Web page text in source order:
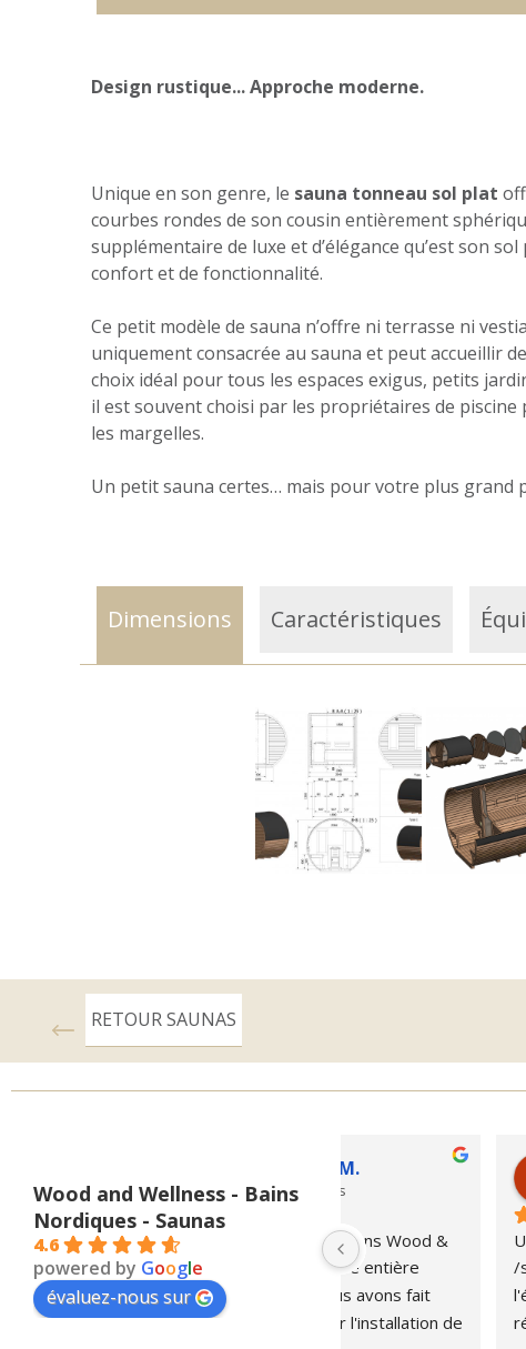
Design rustique... Approche moderne.
Unique en son genre, le sauna tonneau sol plat
courbes rondes de son cousin entièrement
supplémentaire de luxe et d’élégance qu’est son
confort et de fonctionnalité.
Ce petit modèle de sauna n’offre ni terrasse ni
uniquement consacrée au sauna et peut accueillir
choix idéal pour tous les espaces exigus, petits
il est souvent choisi par les propriétaires de
les margelles.
Un petit sauna certes… mais pour votre plus grand
Dimensions Caractéristiques
RETOUR SAUNAS
Wood and Wellness - Bains
Nordiques - Saunas
4.6
powered by Google
évaluez-nous sur
il y a 8 mois
Une réalisation de projet spa
/sauna bien orchestrée,
l'équipe toujours joignable et
réactive. Au top 👍
l’année
j’ai acheté 2 bains
société qui va
hébergements
.. c’est difficile de